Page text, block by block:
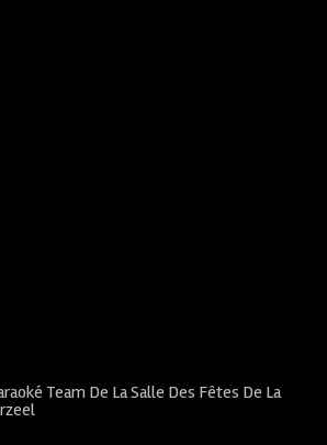
Team De La Salle Des Fêtes De La